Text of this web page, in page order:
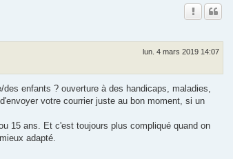
lun. 4 mars 2019 14:07
enfants ? ouverture à des handicaps, maladies,
votre courrier juste au bon moment, si un
15 ans. Et c'est toujours plus compliqué quand on
adapté.